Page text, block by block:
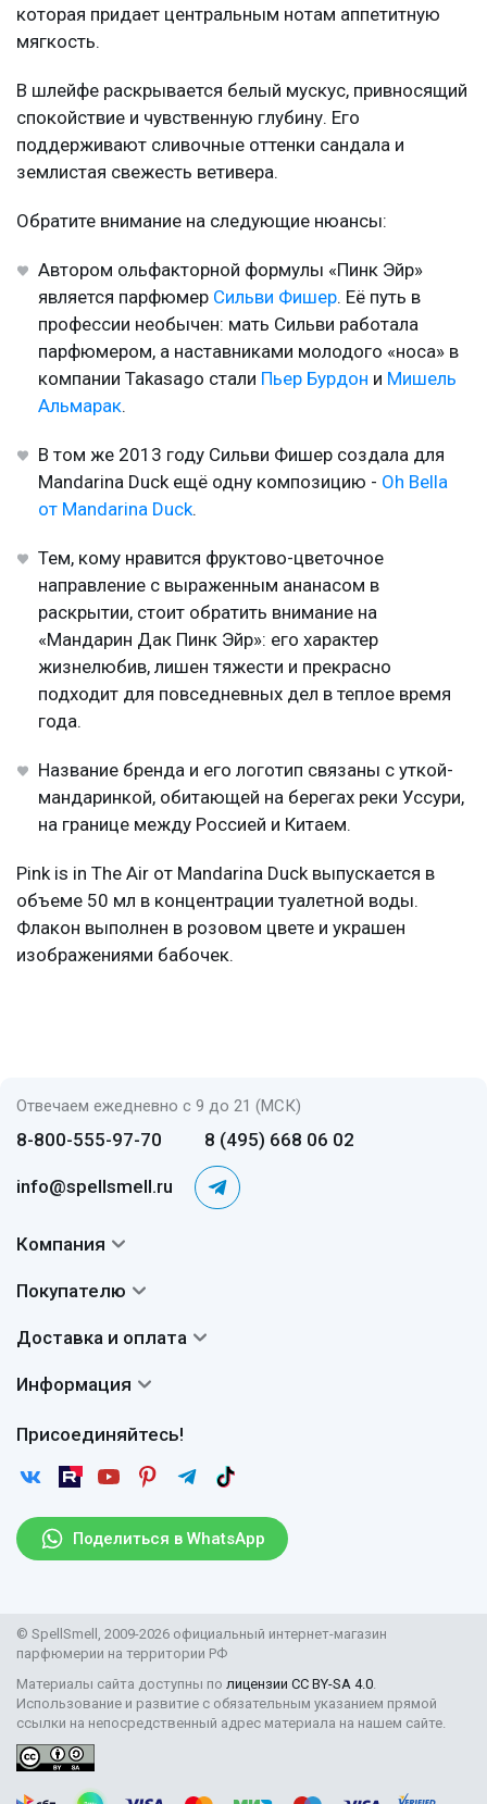
которая придает центральным нотам аппетитную
мягкость.
В шлейфе раскрывается белый мускус, привносящий
спокойствие и чувственную глубину. Его
поддерживают сливочные оттенки сандала и
землистая свежесть ветивера.
Обратите внимание на следующие нюансы:
Автором ольфакторной формулы «Пинк Эйр»
является парфюмер Сильви Фишер. Её путь в
профессии необычен: мать Сильви работала
парфюмером, а наставниками молодого «носа» в
компании Takasago стали Пьер Бурдон и Мишель
Альмарак.
В том же 2013 году Сильви Фишер создала для
Mandarina Duck ещё одну композицию - Oh Bella
от Mandarina Duck.
Тем, кому нравится фруктово-цветочное
направление с выраженным ананасом в
раскрытии, стоит обратить внимание на
«Мандарин Дак Пинк Эйр»: его характер
жизнелюбив, лишен тяжести и прекрасно
подходит для повседневных дел в теплое время
года.
Название бренда и его логотип связаны с уткой-
мандаринкой, обитающей на берегах реки Уссури,
на границе между Россией и Китаем.
Pink is in The Air от Mandarina Duck выпускается в
объеме 50 мл в концентрации туалетной воды.
Флакон выполнен в розовом цвете и украшен
изображениями бабочек.
Отвечаем ежедневно с 9 до 21 (МСК)
8-800-555-97-70 8 (495) 668 06 02
info@spellsmell.ru
Поделиться в WhatsApp
Присоединяйтесь!
Компания
Авторы
Сертификаты
Покупателю
Вопросы и ответы
Отзывы
Рассылка
Доставка и оплата
Доставка
Возврат
Информация
Пользовательское соглашение
Защита персональных данных
Правила продажи товаров (Постановление Правительства
Поставщикам
© SpellSmell, 2009-2026 официальный интернет-магазин
парфюмерии на территории РФ
Материалы сайта доступны по лицензии CC BY-SA 4.0.
Использование и развитие с обязательным указанием прямой
ссылки на непосредственный адрес материала на нашем сайте.